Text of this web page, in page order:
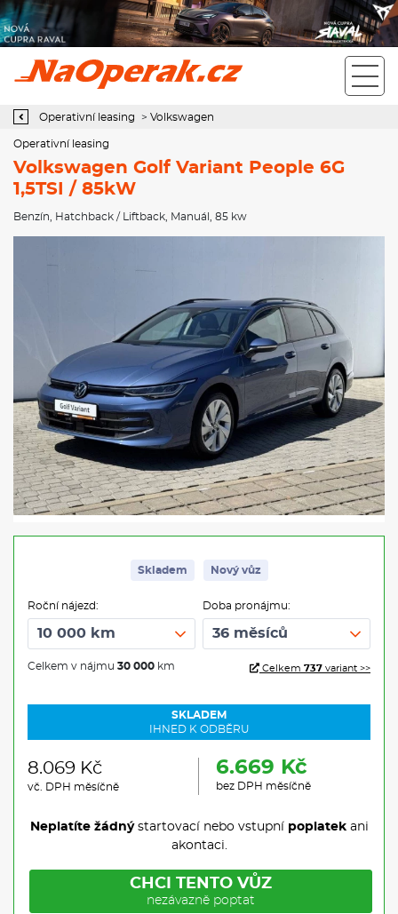
Operativní leasing Volkswagen Golf Variant People 6G 1,5TSI /
Operativní leasing > Volkswagen
Operativní leasing
Volkswagen Golf Variant People 6G
1,5TSI / 85kW
Benzín Hatchback / Liftback Manuál , 85 kw
Skladem Nový vůz
Roční nájezd:
Celkem v nájmu 30 000 km
Doba pronájmu:
Celkem 737 variant >>
SKLADEM
IHNED K ODBĚRU
8.069 Kč
vč. DPH měsíčně
6.669 Kč
bez DPH měsíčně
Neplatíte žádnýstartovací nebo vstupní poplatekani
akontaci.
CHCI TENTO VŮZ
nezávazně poptat